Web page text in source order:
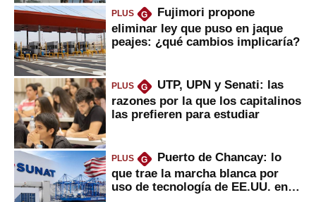
PLUS G
Fujimori propone
eliminar ley que puso en jaque
peajes: ¿qué cambios implicaría?
PLUS G
UTP, UPN y Senati: las
razones por la que los capitalinos
las prefieren para estudiar
PLUS G
Puerto de Chancay: lo
que trae la marcha blanca por
uso de tecnología de EE.UU. en